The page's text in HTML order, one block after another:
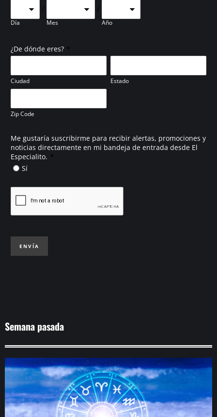
Día
/
Mes
/
Año
¿De dónde eres? *
Ciudad Estado
Zip Code
Me gustaría suscribirme para recibir alertas, promociones y
noticias directamente en mi bandeja de entrada desde El
Especialito. *
Sí
ENVÍA
Semana pasada